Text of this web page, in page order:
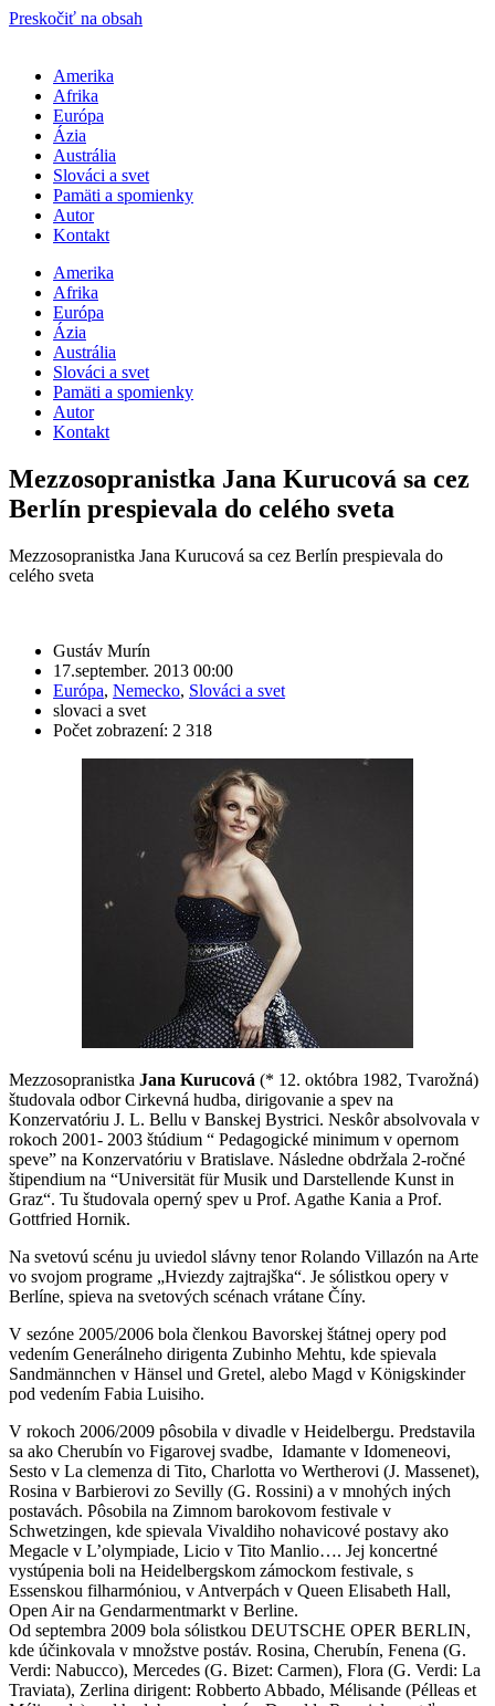
Preskočiť na obsah
Amerika
Afrika
Európa
Ázia
Austrália
Slováci a svet
Pamäti a spomienky
Autor
Kontakt
Amerika
Afrika
Európa
Ázia
Austrália
Slováci a svet
Pamäti a spomienky
Autor
Kontakt
Mezzosopranistka Jana Kurucová sa cez
Berlín prespievala do celého sveta
Mezzosopranistka Jana Kurucová sa cez Berlín prespievala do
celého sveta
Gustáv Murín
17.september. 2013 00:00
Európa, Nemecko, Slováci a svet
slovaci a svet
Počet zobrazení: 2 318
Mezzosopranistka Jana Kurucová (* 12. októbra 1982, Tvarožná)
študovala odbor Cirkevná hudba, dirigovanie a spev na
Konzervatóriu J. L. Bellu v Banskej Bystrici. Neskôr absolvovala v
rokoch 2001- 2003 štúdium “ Pedagogické minimum v opernom
speve” na Konzervatóriu v Bratislave. Následne obdržala 2-ročné
štipendium na “Universität für Musik und Darstellende Kunst in
Graz“. Tu študovala operný spev u Prof. Agathe Kania a Prof.
Gottfried Hornik.
Na svetovú scénu ju uviedol slávny tenor Rolando Villazón na Arte
vo svojom programe „Hviezdy zajtrajška“. Je sólistkou opery v
Berlíne, spieva na svetových scénach vrátane Číny.
V sezóne 2005/2006 bola členkou Bavorskej štátnej opery pod
vedením Generálneho dirigenta Zubinho Mehtu, kde spievala
Sandmännchen v Hänsel und Gretel, alebo Magd v Königskinder
pod vedením Fabia Luisiho.
V rokoch 2006/2009 pôsobila v divadle v Heidelbergu. Predstavila
sa ako Cherubín vo Figarovej svadbe, Idamante v Idomeneovi,
Sesto v La clemenza di Tito, Charlotta vo Wertherovi (J. Massenet),
Rosina v Barbierovi zo Sevilly (G. Rossini) a v mnohých iných
postavách. Pôsobila na Zimnom barokovom festivale v
Schwetzingen, kde spievala Vivaldiho nohavicové postavy ako
Megacle v L’olympiade, Licio v Tito Manlio…. Jej koncertné
vystúpenia boli na Heidelbergskom zámockom festivale, s
Essenskou filharmóniou, v Antverpách v Queen Elisabeth Hall,
Open Air na Gendarmentmarkt v Berline.
Od septembra 2009 bola sólistkou DEUTSCHE OPER BERLIN,
kde účinkovala v množstve postáv. Rosina, Cherubín, Fenena (G.
Verdi: Nabucco), Mercedes (G. Bizet: Carmen), Flora (G. Verdi: La
Traviata), Zerlina dirigent: Robberto Abbado, Mélisande (Pélleas et